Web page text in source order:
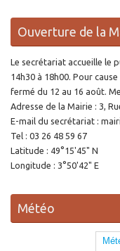
Ouverture de la
Le secrétariat accueille le
14h30 à 18h00. Pour
fermé du 12 au 16 août.
Adresse de la Mairie : 3,
E-mail du secrétariat :
Tel : 03 26 48 59 67
Latitude : 49°15'45" N
Longitude : 3°50'42" E
Météo